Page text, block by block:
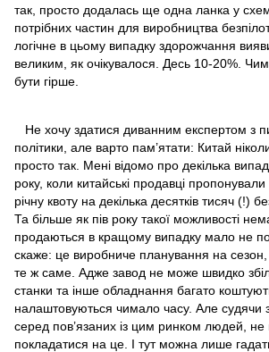
так, просто додалась ще одна ланка у
потрібних частин для виробництва
логічне в цьому випадку здорожчання
великим, як очікувалося. Десь 10-20%.
бути гірше.
Не хочу здатися диванним експертом з
політики, але варто пам’ятати: Китай
просто так. Мені відомо про декілька
року, коли китайські продавці
річну квоту на декілька десятків тисяч (!)
Та більше як пів року такої можливості
продаються в кращому випадку мало не
скаже: це виробниче планування на сезон, і
те ж саме. Адже завод не може швидко
станки та інше обладнання багато
налаштовуються чимало часу. Але судячи
серед пов’язаних із цим ринком людей, не
покладатися на це. І тут можна лише